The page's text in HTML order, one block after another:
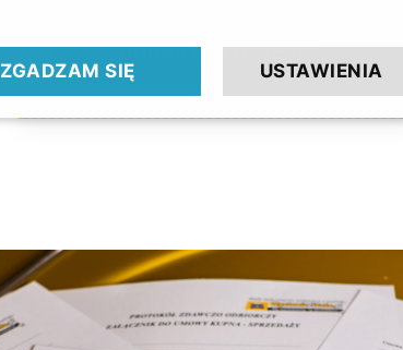
DODAJ OGŁOSZENIE
ZGADZAM SIĘ USTAWIENIA